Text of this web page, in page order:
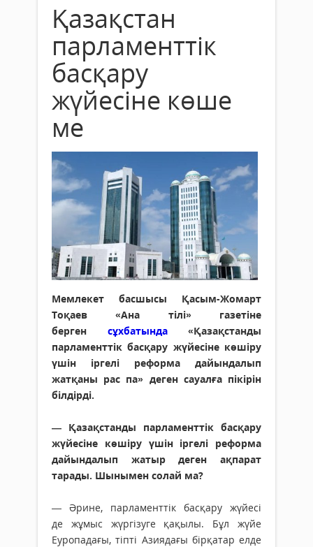
Қазақстан
парламенттік
басқару
жүйесіне көше
ме
Мемлекет басшысы Қасым-Жомарт
Тоқаев «Ана тілі» газетіне
берген сұхбатында«Қазақстанды
парламенттік басқару жүйесіне көшіру
үшін іргелі реформа дайындалып
жатқаны рас па» деген сауалға пікірін
білдірді.
— Қазақстанды парламенттік басқару
жүйесіне көшіру үшін іргелі реформа
дайындалып жатыр деген ақпарат
тарады. Шынымен солай ма?
— Әрине, парламенттік басқару жүйесі
де жұмыс жүргізуге қақылы. Бұл жүйе
Еуропадағы, тіпті Азиядағы бірқатар елде